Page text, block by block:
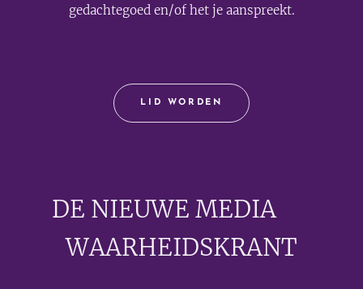
gedachtegoed en/of het je aanspreekt.
LID WORDEN
DE NIEUWE MEDIA🟣
WAARHEIDSKRANT